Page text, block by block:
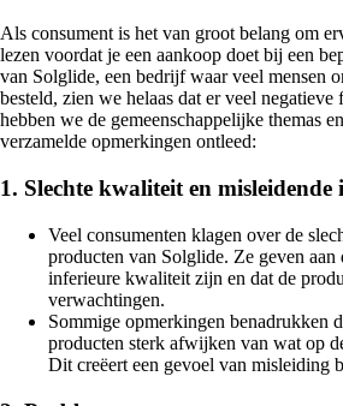
Als consument is het van groot belang om
lezen voordat je een aankoop doet bij een
van Solglide, een bedrijf waar veel mensen
besteld, zien we helaas dat er veel
hebben we de gemeenschappelijke themas
verzamelde opmerkingen ontleed:
1. Slechte kwaliteit en
Veel consumenten klagen over de
producten van Solglide. Ze geven aan
inferieure kwaliteit zijn en dat de
verwachtingen.
Sommige opmerkingen benadrukken
producten sterk afwijken van wat op
Dit creëert een gevoel van misleiding